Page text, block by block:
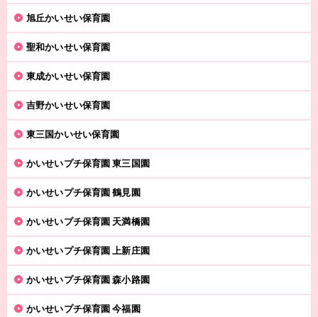
旭丘かいせい保育園
聖和かいせい保育園
東成かいせい保育園
吉野かいせい保育園
東三国かいせい保育園
かいせいプチ保育園 東三国園
かいせいプチ保育園 鶴見園
かいせいプチ保育園 天満橋園
かいせいプチ保育園 上新庄園
かいせいプチ保育園 森小路園
かいせいプチ保育園 今福園